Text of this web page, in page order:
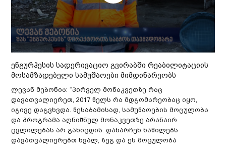
ენგურჰესის სადერივაციო გვირაბში რეაბილიტაციის
მოსამზადებელი სამუშაოები მიმდინარეობს
ლევან მებონია: “პირველ მონაკვეთზე რაც
დავათვალიერეთ, 2017 წელს რა მდგომარეობაც იყო,
იგივე დაგვხვდა. შესაბამისად, სამუშაოების მოცულობა
და პროგრამა აღნიშნულ მონაკვეთზე არანაირ
ცვლილებას არ განიცდის. დანარჩენ ნაწილებს
დავათვალიერებთ ხვალ, ზეგ და ეს მოცულობა